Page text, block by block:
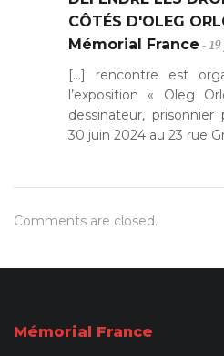
CÔTÉS D'OLEG
Mémorial France -
[…] rencontre est
l’exposition « Oleg
dessinateur, prisonnier
30 juin 2024 au 23 rue
Comments are closed.
Mémorial France